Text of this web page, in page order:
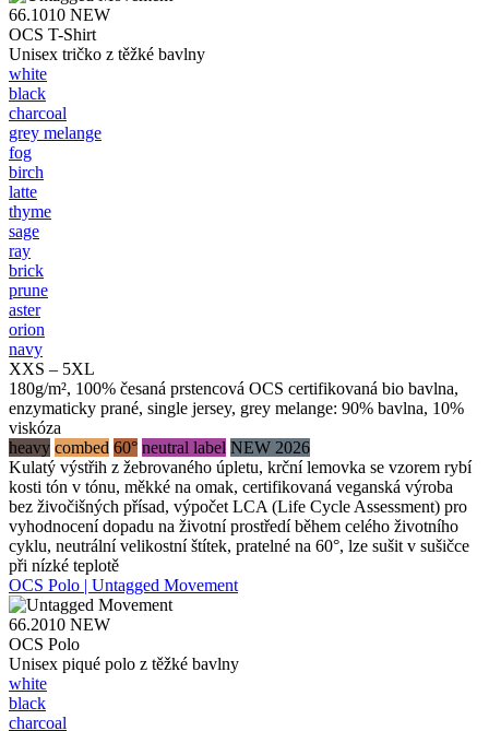
66.1010 NEW
OCS T-Shirt
Unisex tričko z těžké bavlny
white
black
charcoal
grey melange
fog
birch
latte
thyme
sage
ray
brick
prune
aster
orion
navy
XXS – 5XL
180g/m², 100% česaná prstencová OCS certifikovaná bio bavlna,
enzymaticky prané, single jersey, grey melange: 90% bavlna, 10%
viskóza
heavy combed 60° neutral label NEW 2026
Kulatý výstřih z žebrovaného úpletu, krční lemovka se vzorem rybí
kosti tón v tónu, měkké na omak, certifikovaná veganská výroba
bez živočišných přísad, výpočet LCA (Life Cycle Assessment) pro
vyhodnocení dopadu na životní prostředí během celého životního
cyklu, neutrální velikostní štítek, pratelné na 60°, lze sušit v sušičce
při nízké teplotě
OCS Polo | Untagged Movement
66.2010 NEW
OCS Polo
Unisex piqué polo z těžké bavlny
white
black
charcoal